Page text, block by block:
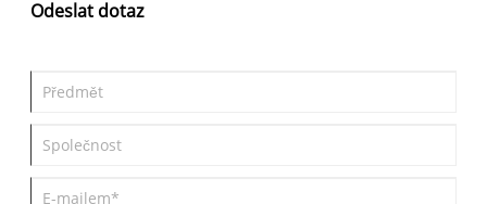
tabulky a často kladené dotazy, které vám pomohou učinit
Odeslat dotaz